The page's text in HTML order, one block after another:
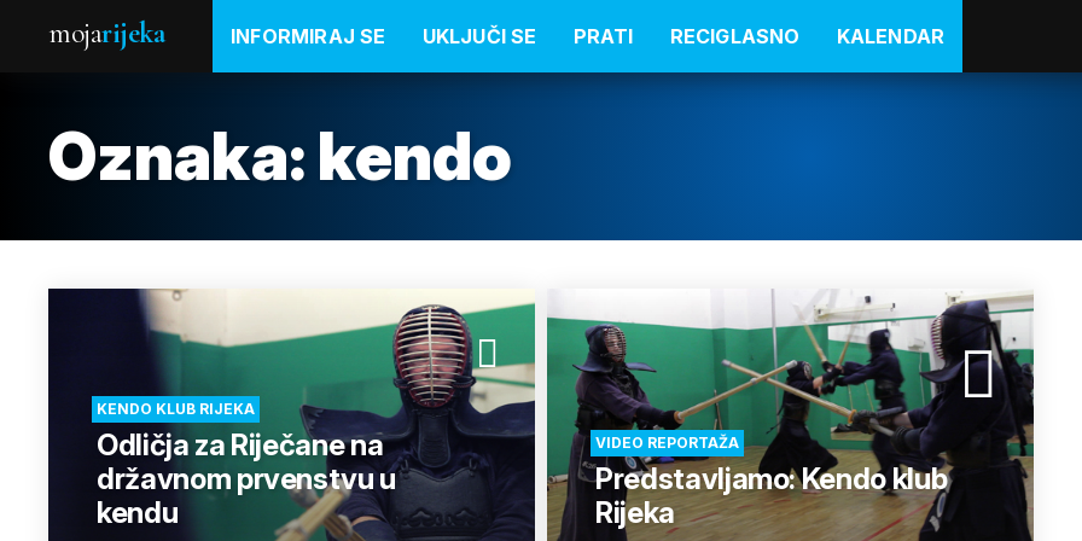
mojarijeka INFORMIRAJ SE UKLJUČI SE PRATI RECIGLASNO KALENDAR
Oznaka: kendo
KENDO KLUB RIJEKA
Odličja za Riječane na
državnom prvenstvu u
kendu
VIDEO REPORTAŽA
Predstavljamo: Kendo klub
Rijeka